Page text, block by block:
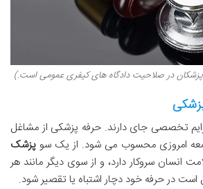
در صلاحیت دادگاه های کیفری عمومی است.)
تخصصی جای دارند. حرفه پزشکی از مشاغل
امروزی محسوب می شود. از یک سو پزشک
انسان سروکار دارد، و از سوی دیگر مانند هر
است در حرفه خود دچار اشتباه یا تقصیر شود.